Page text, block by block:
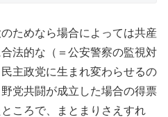
ためなら場合によっては共産
法的な（＝公安警察の監視対
主政党に生まれ変わらせるの
党共闘が成立した場合の得票
ころで、まとまりさえすれ